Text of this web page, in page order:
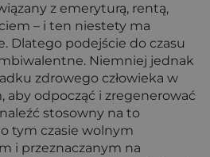
z emeryturą, rentą,
– i ten niestety ma
Dlatego podejście do czasu
Niemniej jednak
zdrowego człowieka w
odpocząć i zregenerować
stosowny na to
tym czasie wolnym
i przeznaczanym na